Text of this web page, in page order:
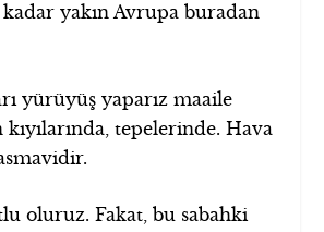
yakın Avrupa buradan
yürüyüş yaparız maaile
tepelerinde. Hava
oluruz. Fakat, bu sabahki